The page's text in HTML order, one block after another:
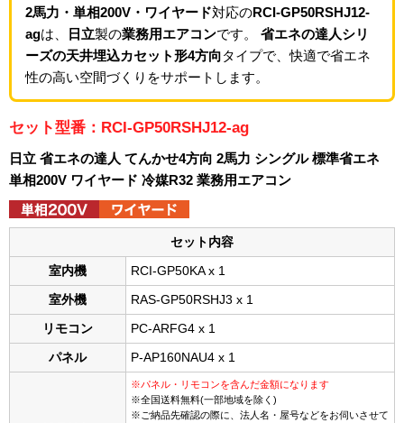
2馬力・単相200V・ワイヤード対応のRCI-GP50RSHJ12-
agは、 日立製の業務用エアコンです。 省エネの達人シリ
ーズの天井埋込カセット形4方向タイプで、快適で省エネ
性の高い空間づくりをサポートします。
セット型番：RCI-GP50RSHJ12-ag
日立 省エネの達人 てんかせ4方向 2馬力 シングル 標準省エネ
単相200V ワイヤード 冷媒R32 業務用エアコン
セット内容
室内機 RCI-GP50KA x 1
室外機 RAS-GP50RSHJ3 x 1
リモコン PC-ARFG4 x 1
パネル P-AP160NAU4 x 1
※パネル・リモコンを含んだ金額になります
※全国送料無料(一部地域を除く)
※ご納品先確認の際に、法人名・屋号などをお伺いさせて